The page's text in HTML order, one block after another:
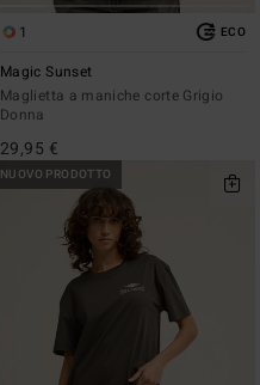
1 ECO
Magic Sunset
Maglietta a maniche corte Grigio
Donna
29,95 €
NUOVO PRODOTTO